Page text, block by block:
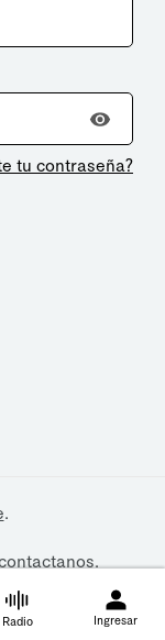
tu contraseña?
.
.
Radio Ingresar